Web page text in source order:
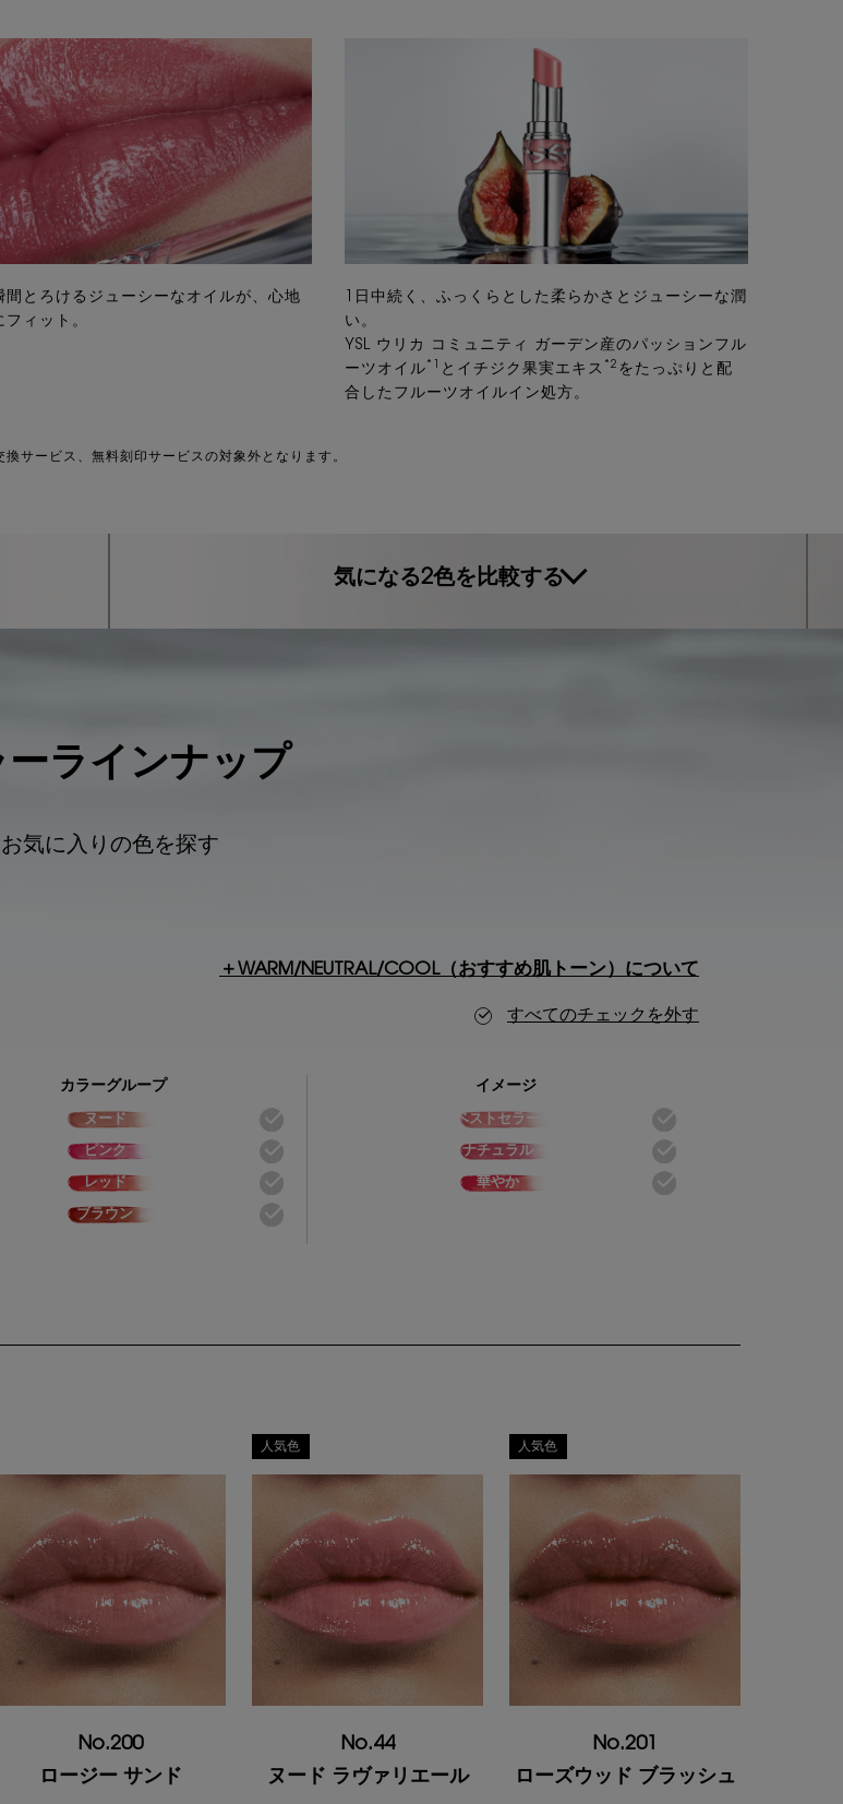
間とろけるジューシーなオイルが、心地
ィット。
1日中続く、ふっくらとした柔らかさとジューシーな潤
い。
YSL ウリカ コミュニティ ガーデン産のパッションフル
ーツオイル*1 とイチジク果実エキス *2 をたっぷりと配
合したフルーツオイルイン処方。
サービス、無料刻印サービスの対象外となります。
気になる2色を比較する
ーラインナップ
お気に入りの色を探す
＋WARM/NEUTRAL/COOL（おすすめ肌トーン）について
すべてのチェックを外す
カラーグループ
ヌード
ピンク
レッド
ブラウン
イメージ
ベストセラー
ナチュラル
華やか
No.200
ロージー サンド
人気色
No.44
ヌード ラヴァリエール
人気色
No.201
ローズウッド ブラッシュ